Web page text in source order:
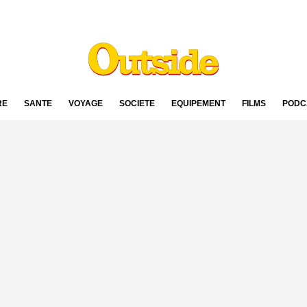
SANTÉ VOYAGE SOCIÉTÉ ÉQUIPEMENT FILMS